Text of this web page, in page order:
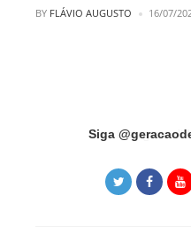
POSTED
BY FLÁVIO AUGUSTO 16/07/
Instagram
Siga